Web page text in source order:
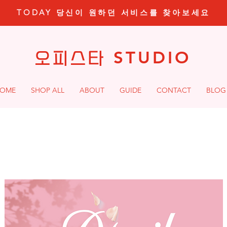
TODAY 당신이 원하던 서비스를 찾아보세요
오피스타 STUDIO
SHOP ALL ABOUT GUIDE CONTACT BLOG